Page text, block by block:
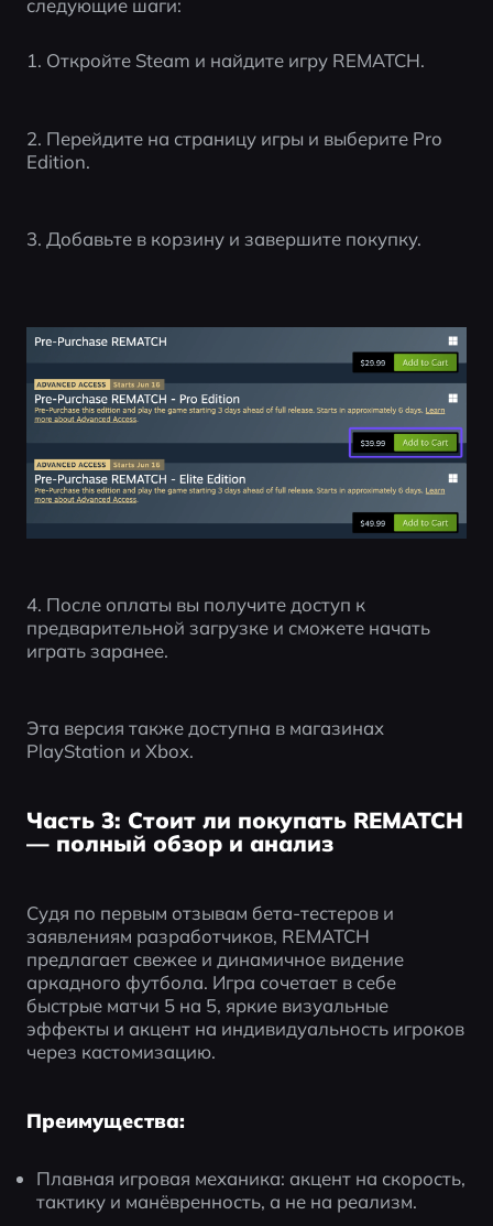
следующие шаги:
1. Откройте Steam и найдите игру REMATCH.
2. Перейдите на страницу игры и выберите Pro
Edition.
3. Добавьте в корзину и завершите покупку.
4. После оплаты вы получите доступ к
предварительной загрузке и сможете начать
играть заранее.
Эта версия также доступна в магазинах
PlayStation и Xbox.
Часть 3: Стоит ли покупать REMATCH
— полный обзор и анализ
Судя по первым отзывам бета-тестеров и
заявлениям разработчиков, REMATCH
предлагает свежее и динамичное видение
аркадного футбола. Игра сочетает в себе
быстрые матчи 5 на 5, яркие визуальные
эффекты и акцент на индивидуальность игроков
через кастомизацию.
Преимущества:
Плавная игровая механика: акцент на скорость,
тактику и манёвренность, а не на реализм.